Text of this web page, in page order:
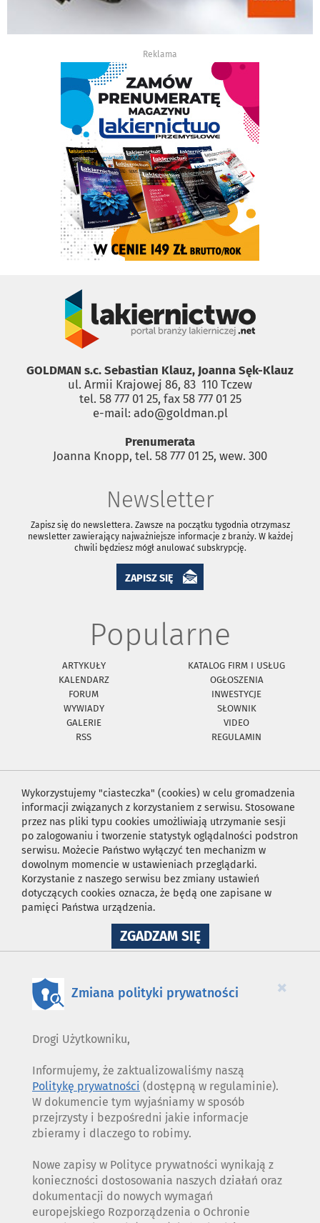
Reklama
GOLDMAN s.c. Sebastian Klauz, Joanna Sęk-Klauz
ul. Armii Krajowej 86, 83 ­ 110 Tczew
tel. 58 777 01 25, fax 58 777 01 25
e-mail: ado@goldman.pl
Prenumerata
Joanna Knopp, tel. 58 777 01 25, wew. 300
Newsletter
Zapisz się do newslettera. Zawsze na początku tygodnia otrzymasz
newsletter zawierający najważniejsze informacje z branży. W każdej
chwili będziesz mógł anulować subskrypcję.
ZAPISZ SIĘ
Popularne
ARTYKUŁY
KATALOG FIRM I USŁUG
KALENDARZ
OGŁOSZENIA
FORUM
INWESTYCJE
WYWIADY
SŁOWNIK
GALERIE
VIDEO
RSS
REGULAMIN
Wykorzystujemy "ciasteczka" (cookies) w celu gromadzenia
informacji związanych z korzystaniem z serwisu. Stosowane
przez nas pliki typu cookies umożliwiają utrzymanie sesji
po zalogowaniu i tworzenie statystyk oglądalności podstron
serwisu. Możecie Państwo wyłączyć ten mechanizm w
dowolnym momencie w ustawieniach przeglądarki.
Korzystanie z naszego serwisu bez zmiany ustawień
dotyczących cookies oznacza, że będą one zapisane w
pamięci Państwa urządzenia.
ZGADZAM SIĘNA
WYKORZYSTANIE
×
Zmiana polityki prywatności
Drogi Użytkowniku,
Informujemy, że zaktualizowaliśmy naszą
Politykę prywatności (dostępną w regulaminie).
W dokumencie tym wyjaśniamy w sposób
przejrzysty i bezpośredni jakie informacje
zbieramy i dlaczego to robimy.
Nowe zapisy w Polityce prywatności wynikają z
konieczności dostosowania naszych działań oraz
dokumentacji do nowych wymagań
europejskiego Rozporządzenia o Ochronie